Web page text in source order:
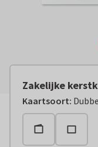
Zakelijke
Kaartsoort: